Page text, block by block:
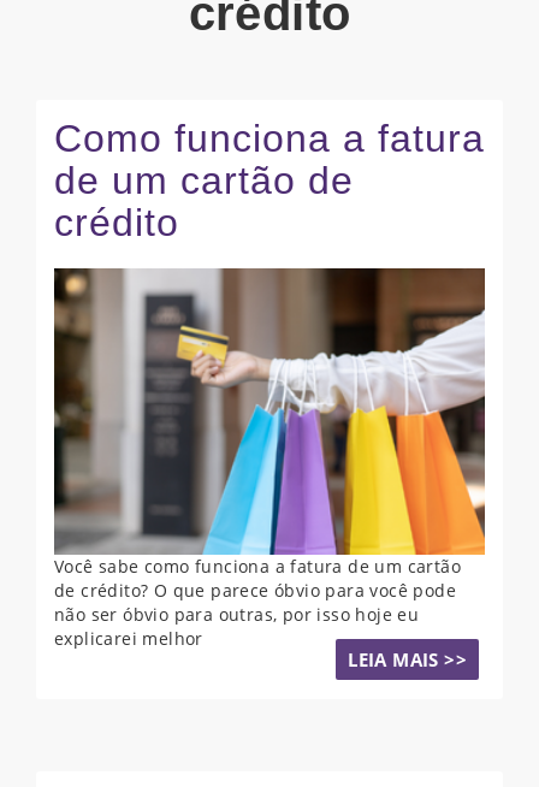
crédito
Como funciona a fatura
de um cartão de
crédito
Você sabe como funciona a fatura de um cartão
de crédito? O que parece óbvio para você pode
não ser óbvio para outras, por isso hoje eu
explicarei melhor
LEIA MAIS >>